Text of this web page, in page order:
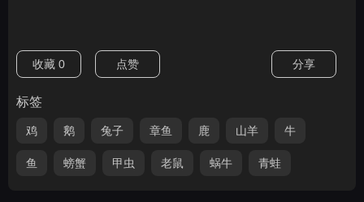
收藏 0 点赞 分享
标签
鸡 鹅 兔子 章鱼 鹿 山羊 牛
鱼 螃蟹 甲虫 老鼠 蜗牛 青蛙